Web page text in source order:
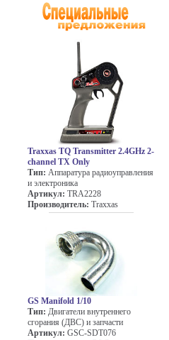
Traxxas TQ Transmitter 2.4GHz 2-
channel TX Only
Тип: Аппаратура радиоуправления
и электроника
Артикул: TRA2228
Производитель: Traxxas
GS Manifold 1/10
Тип: Двигатели внутреннего
сгорания (ДВС) и запчасти
Артикул: GSC-SDT076